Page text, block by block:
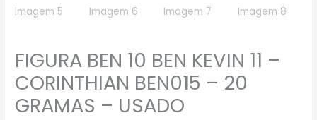
FIGURA BEN 10 BEN KEVIN 11 –
CORINTHIAN BEN015 – 20
GRAMAS – USADO